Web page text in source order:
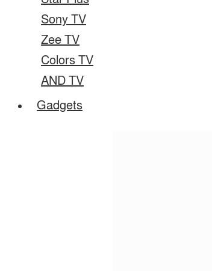
Sony TV
Zee TV
Colors TV
AND TV
Gadgets